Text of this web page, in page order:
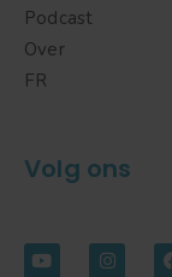
Podcast
Over
FR
Volg ons